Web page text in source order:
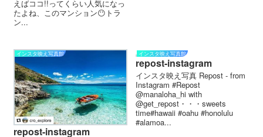
えばココ!!ってくらい人気になっ
たよね、このマンション😶トラ
ン...
インスタ映え写真館
repost-instagram
インスタ映え写真館
repost-instagram
インスタ映え写真 Repost - from
Instagram #Repost
@manaloha_hi with
@get_repost・・・sweets
time#hawaii #oahu #honolulu
#alamoa...